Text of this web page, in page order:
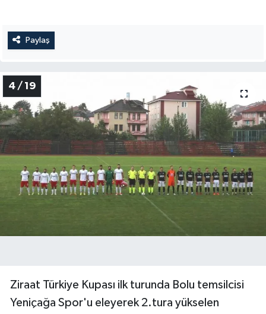
Paylaş
4 / 19
Ziraat Türkiye Kupası ilk turunda Bolu temsilcisi
Yeniçağa Spor'u eleyerek 2.tura yükselen